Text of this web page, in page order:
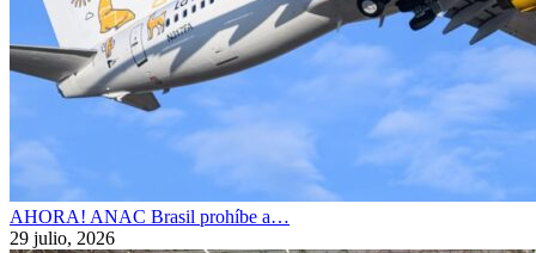
AHORA! ANAC Brasil prohíbe a…
29 julio, 2026